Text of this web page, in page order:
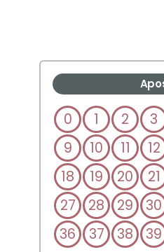
0 1 2 3
9
10 11 12
18
19 20 21
27
28 29 30
36
37 38 39